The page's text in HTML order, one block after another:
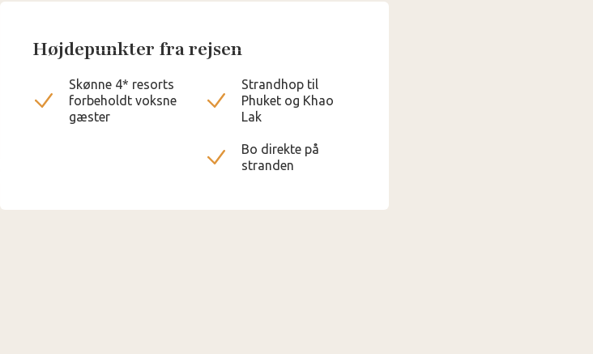
Højdepunkter fra rejsen
Skønne 4* resorts
forbeholdt voksne
gæster
Strandhop til
Phuket og Khao
Lak
Bo direkte på
stranden